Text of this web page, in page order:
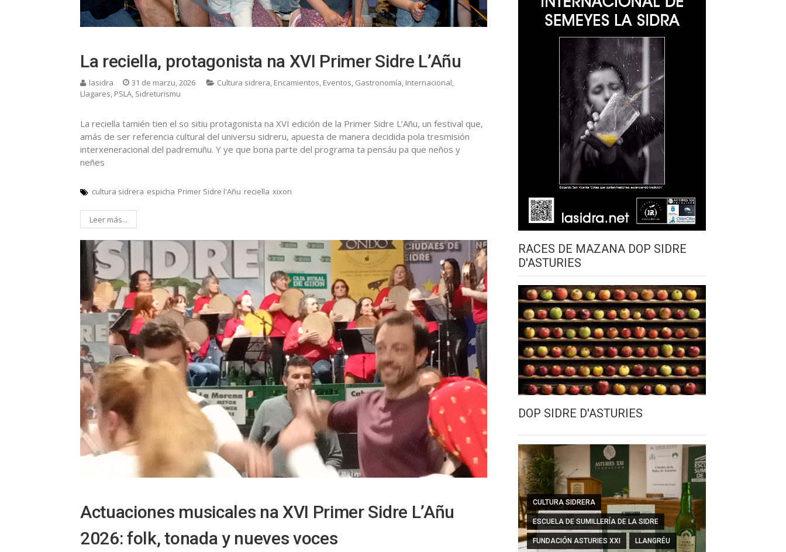
La reciella, protagonista na XVI Primer Sidre L’Añu
lasidra 31 de marzu, 2026 Cultura sidrera, Encamientos, Eventos, Gastronomía, Internacional,
Llagares, PSLA, Sidreturismu
La reciella tamién tien el so sitiu protagonista na XVI edición de la Primer Sidre L’Añu, un festival que,
amás de ser referencia cultural del universu sidreru, apuesta de manera decidida pola tresmisión
interxeneracional del padremuñu. Y ye que bona parte del programa ta pensáu pa que neños y
neñes
cultura sidrera espicha Primer Sidre l'Añu reciella xixon
Leer más...
Actuaciones musicales na XVI Primer Sidre L’Añu
2026: folk, tonada y nueves voces
RACES DE MAZANA DOP SIDRE
D'ASTURIES
DOP SIDRE D'ASTURIES
CULTURA SIDRERA
ESCUELA DE SUMILLERÍA DE LA SIDRE
FUNDACIÓN ASTURIES XXI LLANGRÉU